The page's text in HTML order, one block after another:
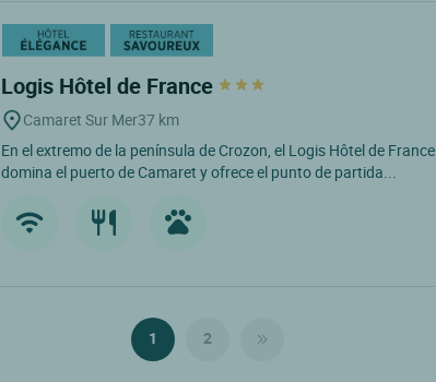
Logis Hôtel de France
Camaret Sur Mer37 km
En el extremo de la península de Crozon, el Logis Hôtel de France
domina el puerto de Camaret y ofrece el punto de partida...
1 2